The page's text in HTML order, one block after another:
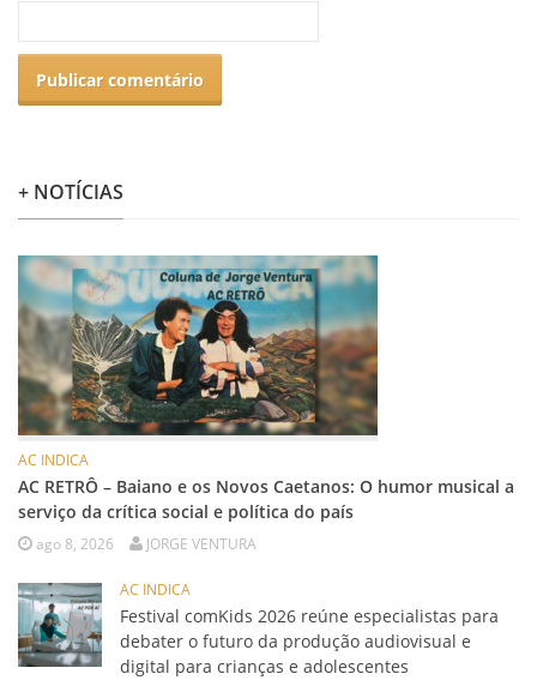
+ NOTÍCIAS
AC INDICA
AC RETRÔ – Baiano e os Novos Caetanos: O humor musical a
serviço da crítica social e política do país
ago 8, 2026 JORGE VENTURA
AC INDICA
Festival comKids 2026 reúne especialistas para
debater o futuro da produção audiovisual e
digital para crianças e adolescentes